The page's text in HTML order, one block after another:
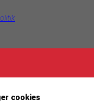
cookies